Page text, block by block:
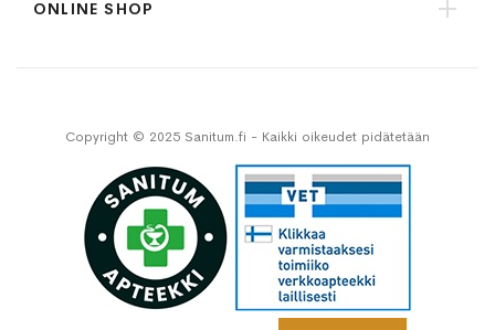
ONLINE SHOP
Copyright © 2025 Sanitum.fi - Kaikki oikeudet pidätetään